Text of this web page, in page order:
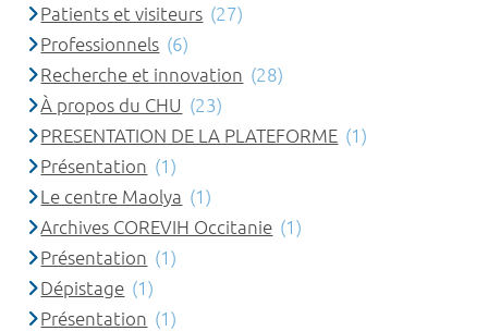
Patients et visiteurs (27)
Professionnels (6)
Recherche et innovation (28)
À propos du CHU (23)
PRESENTATION DE LA PLATEFORME (1)
Présentation (1)
Le centre Maolya (1)
Archives COREVIH Occitanie (1)
Présentation (1)
Dépistage (1)
Présentation (1)